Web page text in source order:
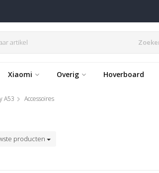
Xiaomi Overig Hoverboard
A53 Accessoires
producten